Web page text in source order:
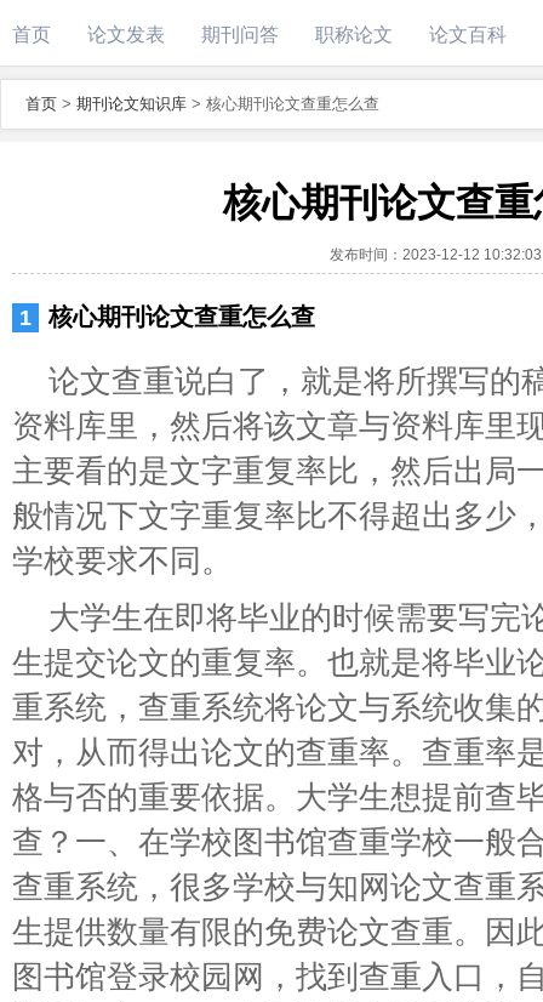
首页 论文发表 期刊问答 职称论文 论文百科
首页 > 期刊论文知识库 > 核心期刊论文查重怎么查
核心期刊论文查
发布时间：2023-12-12 10:32:03
核心期刊论文查重怎么查
论文查重说白了，就是将所撰写的
资料库里，然后将该文章与资料库里
主要看的是文字重复率比，然后出局
般情况下文字重复率比不得超出多少
学校要求不同。
大学生在即将毕业的时候需要写完
生提交论文的重复率。也就是将毕业
重系统，查重系统将论文与系统收集
对，从而得出论文的查重率。查重率
格与否的重要依据。大学生想提前查
查？一、在学校图书馆查重学校一般
查重系统，很多学校与知网论文查重
生提供数量有限的免费论文查重。因
图书馆登录校园网，找到查重入口，